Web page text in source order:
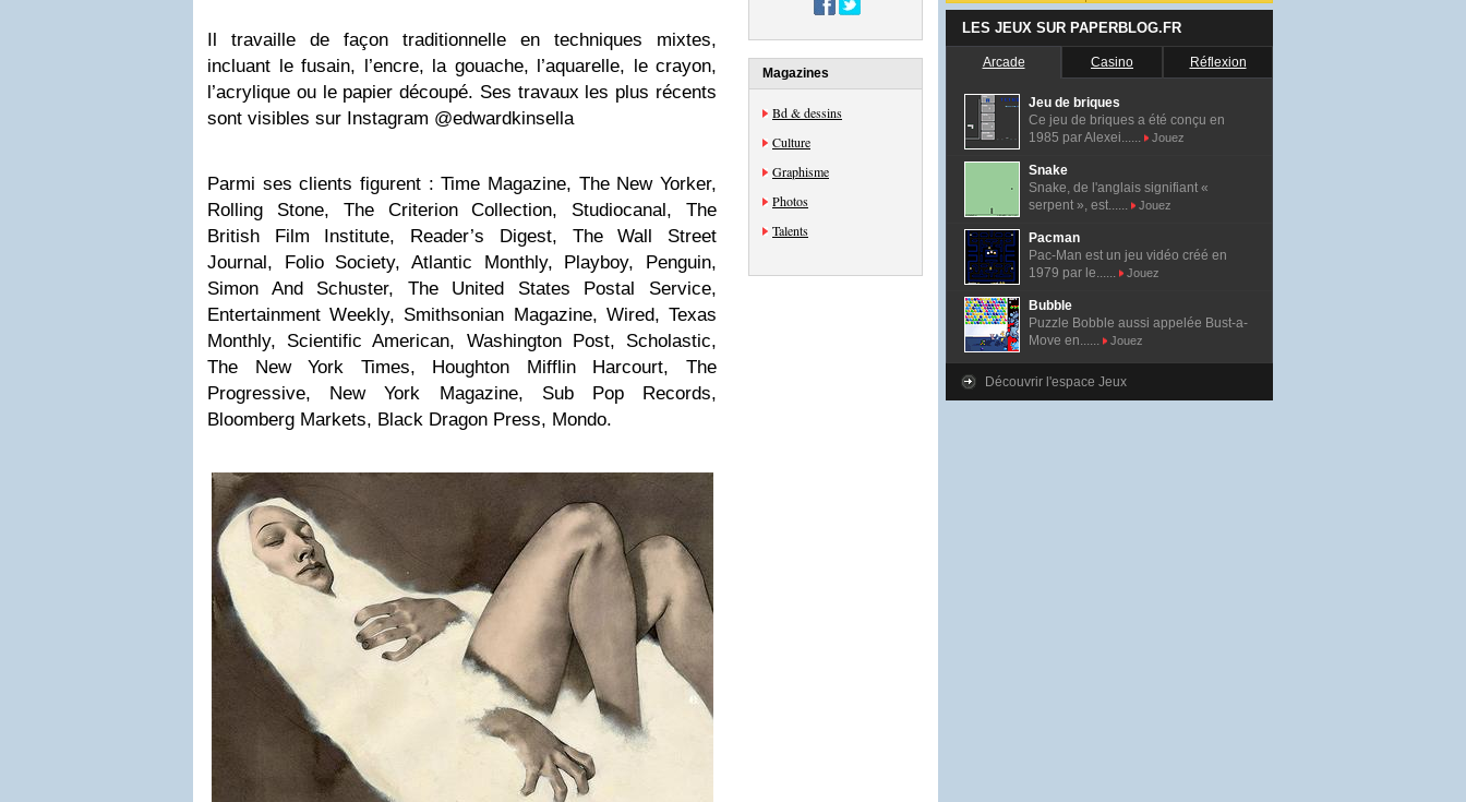
Il travaille de façon traditionnelle en techniques mixtes,
incluant le fusain, l’encre, la gouache, l’aquarelle, le crayon,
l’acrylique ou le papier découpé. Ses travaux les plus récents
sont visibles sur Instagram @edwardkinsella
Parmi ses clients figurent : Time Magazine, The New Yorker,
Rolling Stone, The Criterion Collection, Studiocanal, The
British Film Institute, Reader’s Digest, The Wall Street
Journal, Folio Society, Atlantic Monthly, Playboy, Penguin,
Simon And Schuster, The United States Postal Service,
Entertainment Weekly, Smithsonian Magazine, Wired, Texas
Monthly, Scientific American, Washington Post, Scholastic,
The New York Times, Houghton Mifflin Harcourt, The
Progressive, New York Magazine, Sub Pop Records,
Bloomberg Markets, Black Dragon Press, Mondo.
Magazines
Bd & dessins
Culture
Graphisme
Photos
Talents
LES JEUX SUR PAPERBLOG.FR
Arcade Casino Réflexion
Jeu de briques
Ce jeu de briques a été conçu en
1985 par Alexei......
Jouez
Snake
Snake, de l'anglais signifiant «
serpent », est......
Jouez
Pacman
Pac-Man est un jeu vidéo créé en
1979 par le......
Jouez
Bubble
Puzzle Bobble aussi appelée Bust-a-
Move en......
Jouez
Découvrir l'espace Jeux